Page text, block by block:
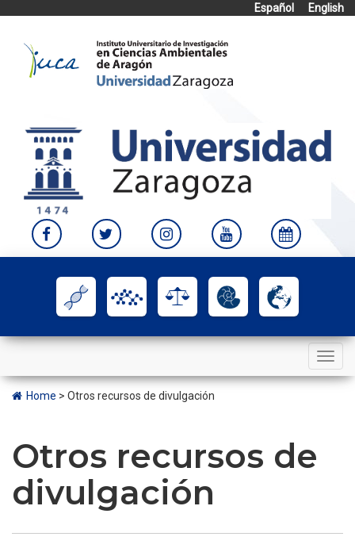
Español
English
content
Toggle
navigation
Home > Otros recursos de divulgación
Otros recursos de
divulgación